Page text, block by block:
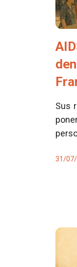
Sus
31/